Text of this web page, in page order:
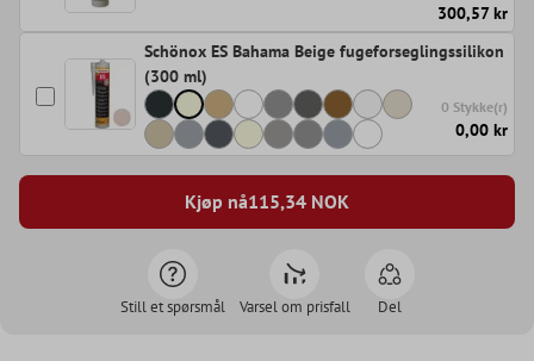
300,57 kr
Schönox ES Bahama Beige fugeforseglingssilikon
(300 ml)
0 Stykke(r)
0,00 kr
Kjøp nå115,34 NOK
Still et spørsmål Varsel om prisfall Del